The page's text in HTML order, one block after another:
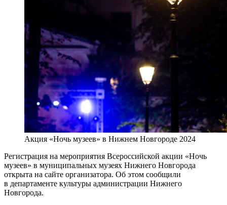
Акция «Ночь музеев» в Нижнем Новгороде 2024
Регистрация на мероприятия Всероссийской акции «Ночь
музеев» в муниципальных музеях Нижнего Новгорода
открыта на сайте организатора. Об этом сообщили
в департаменте культуры администрации Нижнего
Новгорода.